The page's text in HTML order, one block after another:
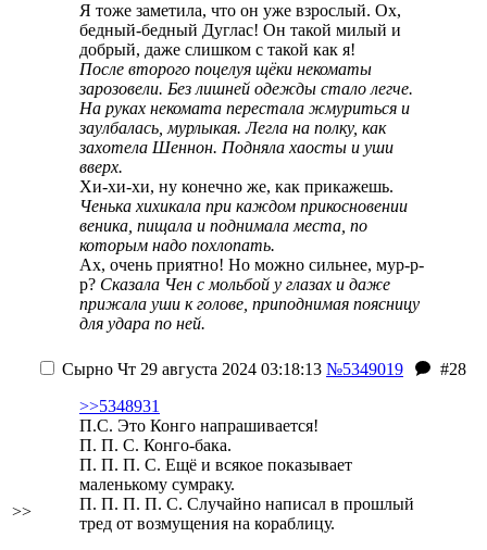
Я тоже заметила, что он уже взрослый. Ох,
бедный-бедный Дуглас! Он такой милый и
добрый, даже слишком с такой как я!
После второго поцелуя щёки некоматы
зарозовели. Без лишней одежды стало легче.
На руках некомата перестала жмуриться и
заулбалась, мурлыкая. Легла на полку, как
захотела Шеннон. Подняла хаосты и уши
вверх.
Хи-хи-хи, ну конечно же, как прикажешь.
Ченька хихикала при каждом прикосновении
веника, пищала и поднимала места, по
которым надо похлопать.
Ах, очень приятно! Но можно сильнее, мур-р-
р? Сказала Чен с мольбой у глазах и даже
прижала уши к голове, приподнимая поясницу
для удара по ней.
>>
Сырно Чт 29 августа 2024 03:18:13 №5349019
#28
>>5348931
П.С. Это Конго напрашивается!
П. П. С. Конго-бака.
П. П. П. С. Ещё и всякое показывает
маленькому сумраку.
П. П. П. П. С. Случайно написал в прошлый
тред от возмущения на кораблицу.